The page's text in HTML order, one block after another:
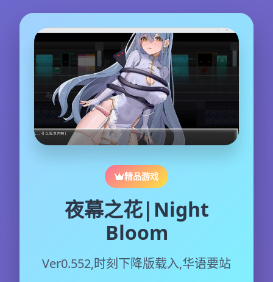
精品游戏
夜幕之花|Night
Bloom
Ver0.552,时刻下降版载入,华语要站